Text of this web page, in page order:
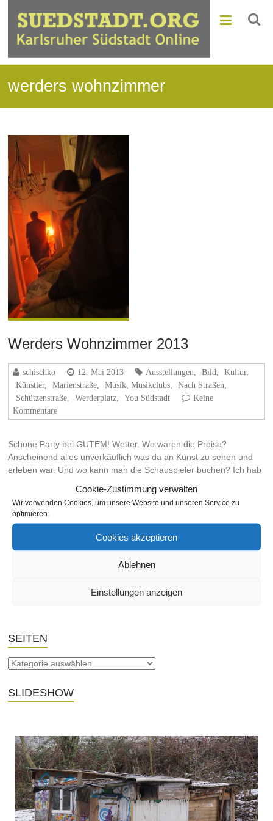
Cookie-Zustimmung verwalten
Wir verwenden Cookies, um unsere Website und unseren Service zu
optimieren.
Cookies akzeptieren
Ablehnen
Einstellungen anzeigen
werders wohnzimmer
Werders Wohnzimmer 2013
schischko 12. Mai 2013 Ausstellungen Bild Kultur,
Künstler, Marienstraße Musik, Musikclubs Nach Straßen
Schützenstraße
Werderplatz You Südstadt
Keine
Kommentare
Schöne Party bei GUTEM! Wetter. Wo waren die Preise?
Anscheinend alles unverkäuflich was da an Kunst zu sehen und
erleben war. Und wo kann man die Schauspieler buchen? Ich hab
Weiterlesen
SEITEN
SLIDESHOW